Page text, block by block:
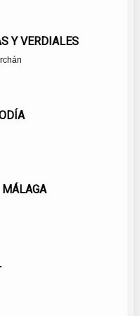
Y VERDIALES
MÁLAGA